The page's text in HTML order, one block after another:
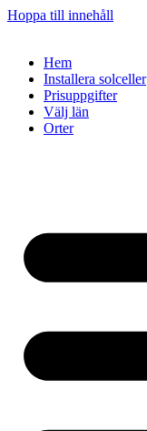
Hoppa till innehåll
Hem
Installera solceller
Prisuppgifter
Välj län
Orter